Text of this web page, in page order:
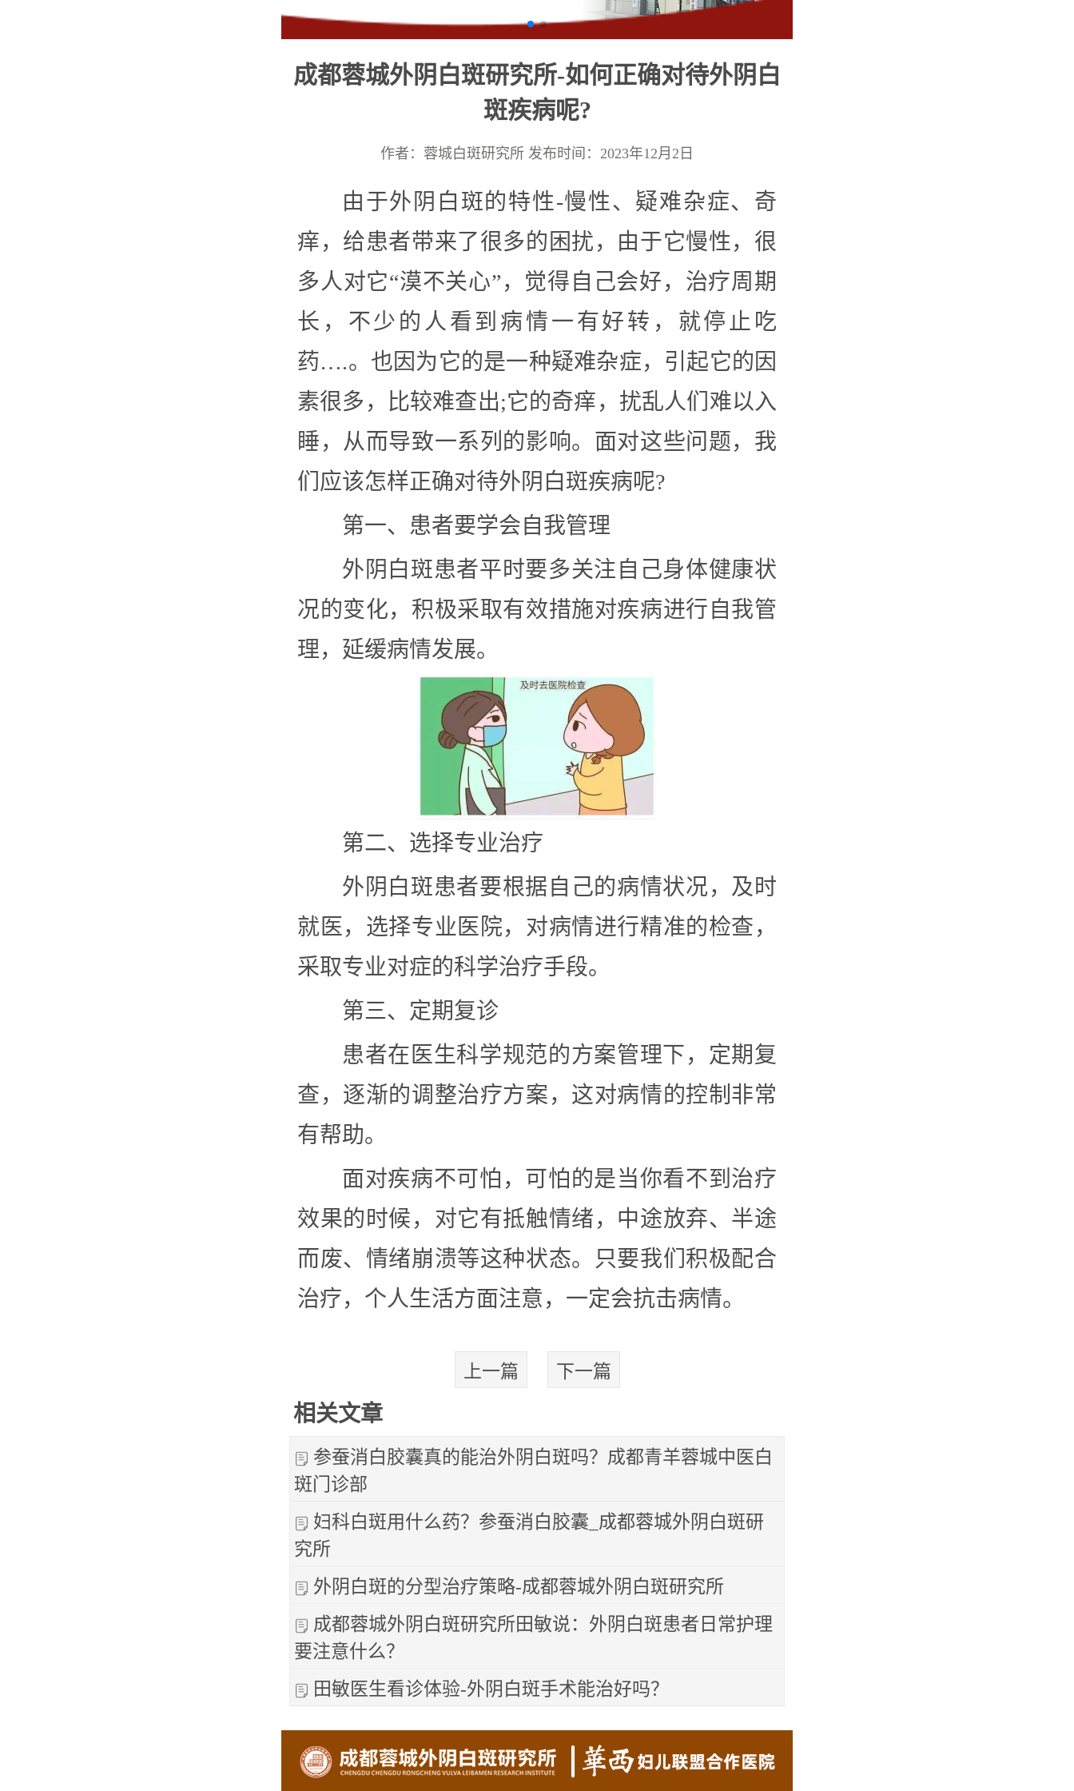
成都蓉城外阴白斑研究所-如何正确对待外阴白
斑疾病呢?
作者：蓉城白斑研究所 发布时间：2023年12月2日
由于外阴白斑的特性-慢性、疑难杂症、奇
痒，给患者带来了很多的困扰，由于它慢性，很
多人对它“漠不关心”，觉得自己会好，治疗周期
长，不少的人看到病情一有好转，就停止吃
药….。也因为它的是一种疑难杂症，引起它的因
素很多，比较难查出;它的奇痒，扰乱人们难以入
睡，从而导致一系列的影响。面对这些问题，我
们应该怎样正确对待外阴白斑疾病呢?
第一、患者要学会自我管理
外阴白斑患者平时要多关注自己身体健康状
况的变化，积极采取有效措施对疾病进行自我管
理，延缓病情发展。
第二、选择专业治疗
外阴白斑患者要根据自己的病情状况，及时
就医，选择专业医院，对病情进行精准的检查，
采取专业对症的科学治疗手段。
第三、定期复诊
患者在医生科学规范的方案管理下，定期复
查，逐渐的调整治疗方案，这对病情的控制非常
有帮助。
面对疾病不可怕，可怕的是当你看不到治疗
效果的时候，对它有抵触情绪，中途放弃、半途
而废、情绪崩溃等这种状态。只要我们积极配合
治疗，个人生活方面注意，一定会抗击病情。
上一篇 下一篇
相关文章
参蚕消白胶囊真的能治外阴白斑吗？成都青羊蓉城中医白
斑门诊部
妇科白斑用什么药？参蚕消白胶囊_成都蓉城外阴白斑研
究所
外阴白斑的分型治疗策略-成都蓉城外阴白斑研究所
成都蓉城外阴白斑研究所田敏说：外阴白斑患者日常护理
要注意什么？
田敏医生看诊体验-外阴白斑手术能治好吗？